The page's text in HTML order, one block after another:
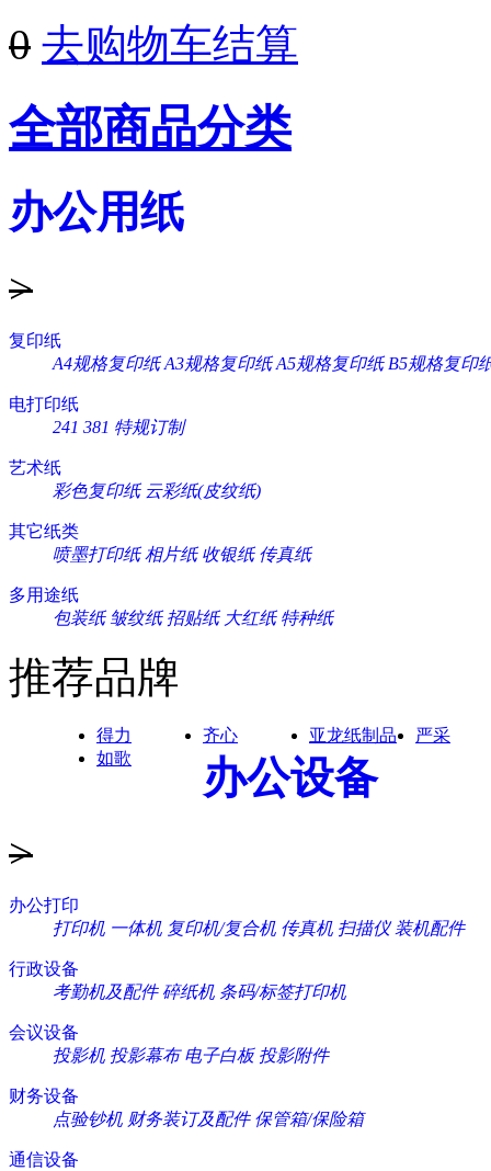
0 去购物车结算
全部商品分类
办公用纸
>
复印纸
A4规格复印纸 A3规格复印纸 A5规格复印纸 B5规格复印
电打印纸
241 381 特规订制
艺术纸
彩色复印纸 云彩纸(皮纹纸)
其它纸类
喷墨打印纸 相片纸 收银纸 传真纸
多用途纸
包装纸 皱纹纸 招贴纸 大红纸 特种纸
推荐品牌
得力 齐心 亚龙纸制品
严采
如歌
办公设备
>
办公打印
打印机 一体机 复印机/复合机 传真机 扫描仪 装机配件
行政设备
考勤机及配件 碎纸机 条码/标签打印机
会议设备
投影机 投影幕布 电子白板 投影附件
财务设备
点验钞机 财务装订及配件 保管箱/保险箱
通信设备